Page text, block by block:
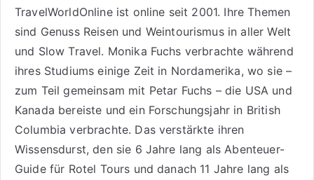
TravelWorldOnline ist online seit 2001. Ihre Themen
sind Genuss Reisenund Weintourismusin aller Welt
und Slow Travel. Monika Fuchs verbrachte während
ihres Studiums einige Zeit in Nordamerika, wo sie –
zum Teil gemeinsam mit Petar Fuchs – die USA und
Kanada bereiste und ein Forschungsjahr in British
Columbia verbrachte. Das verstärkte ihren
Wissensdurst, den sie 6 Jahre lang als Abenteuer-
Guide für Rotel Tours und danach 11 Jahre lang als